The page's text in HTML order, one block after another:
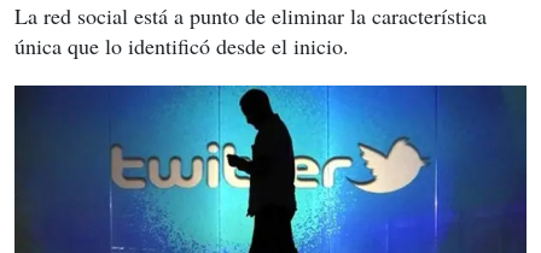
La red social está a punto de eliminar la característica
única que lo identificó desde el inicio.